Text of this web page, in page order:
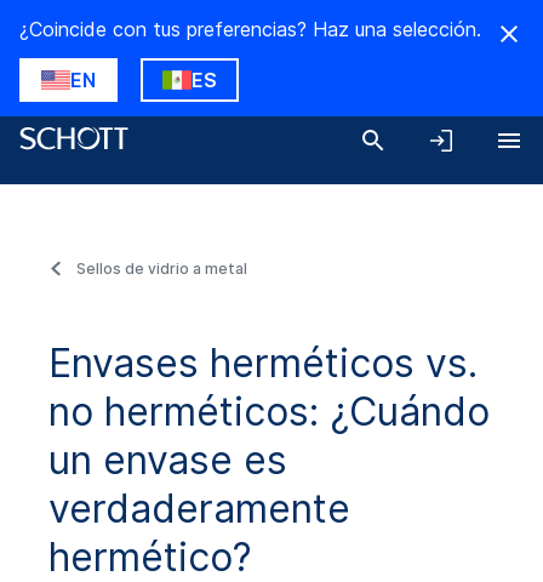
¿Coincide con tus preferencias? Haz una selección.
EN ES
Sellos de vidrio a metal
Envases herméticos vs.
no herméticos: ¿Cuándo
un envase es
verdaderamente
hermético?